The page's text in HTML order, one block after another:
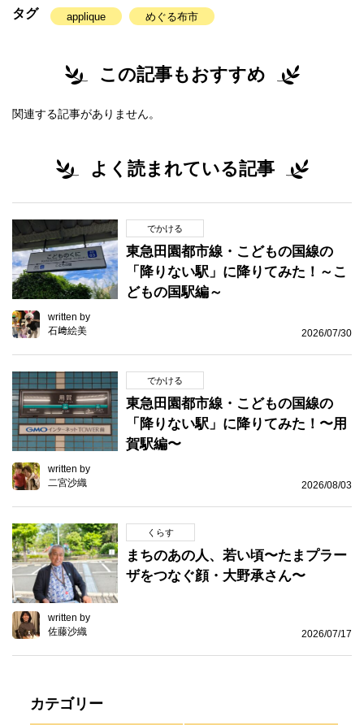
タグ applique めぐる布市
この記事もおすすめ
関連する記事がありません。
よく読まれている記事
でかける
東急田園都市線・こどもの国線の
「降りない駅」に降りてみた！～こ
どもの国駅編～
written by
石﨑絵美
2026/07/30
でかける
東急田園都市線・こどもの国線の
「降りない駅」に降りてみた！〜用
賀駅編〜
written by
二宮沙織
2026/08/03
くらす
まちのあの人、若い頃〜たまプラー
ザをつなぐ顔・大野承さん〜
written by
佐藤沙織
2026/07/17
カテゴリー